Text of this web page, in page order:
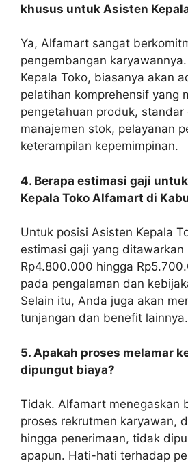
khusus untuk Asisten
Ya, Alfamart sangat
pengembangan
Kepala Toko, biasanya akan
pelatihan komprehensif yang
pengetahuan produk, standar
manajemen stok, pelayanan
keterampilan kepemimpinan.
4. Berapa estimasi gaji
Kepala Toko Alfamart di
Untuk posisi Asisten Kepala
estimasi gaji yang ditawarkan
Rp4.800.000 hingga
pada pengalaman dan
Selain itu, Anda juga akan
tunjangan dan benefit lainnya.
5. Apakah proses melamar
dipungut biaya?
Tidak. Alfamart menegaskan
proses rekrutmen karyawan,
hingga penerimaan, tidak
apapun. Hati-hati terhadap